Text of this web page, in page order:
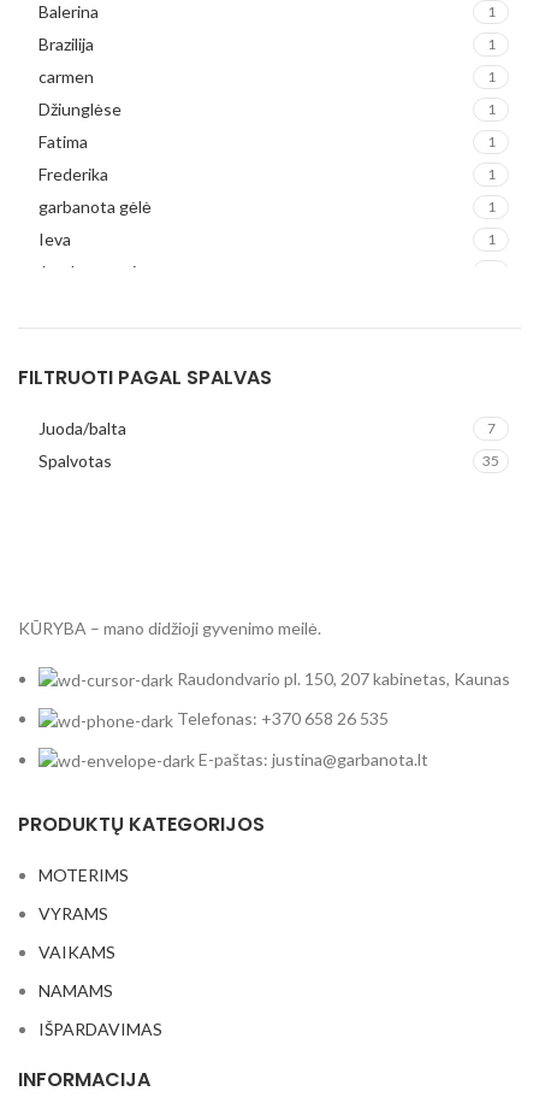
Balerina 1
Brazilija 1
carmen 1
Džiunglėse 1
Fatima 1
Frederika 1
garbanota gėlė 1
Ieva 1
Juoda moteris
Lily
Lolita 1
Margo 2
Moters sapnas
Niki
Nina
Roxana
Sofi
Tai yra moteris
Turgus / Bohema
Undinė
Valerie
FILTRUOTI PAGAL SPALVAS
Juoda/balta 7
Spalvotas 35
KŪRYBA – mano didžioji gyvenimo meilė.
Raudondvario pl. 150, 207 kabinetas, Kaunas
Telefonas: +370 658 26 535
E-paštas: justina@garbanota.lt
PRODUKTŲ KATEGORIJOS
MOTERIMS
VYRAMS
VAIKAMS
NAMAMS
IŠPARDAVIMAS
INFORMACIJA